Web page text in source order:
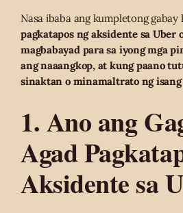
Nasa ibaba ang kumpletong gabay
pagkatapos ng aksidente sa Uber
magbabayad para sa iyong mga
ang naaangkop, at kung paano
sinaktan o minamaltrato ng isang
1. Ano ang
Agad
Aksidente sa